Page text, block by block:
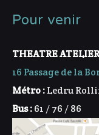
Pour venir
THEATRE
16 Passage de la
Métro :Ledru
Bus :61 / 76 / 86